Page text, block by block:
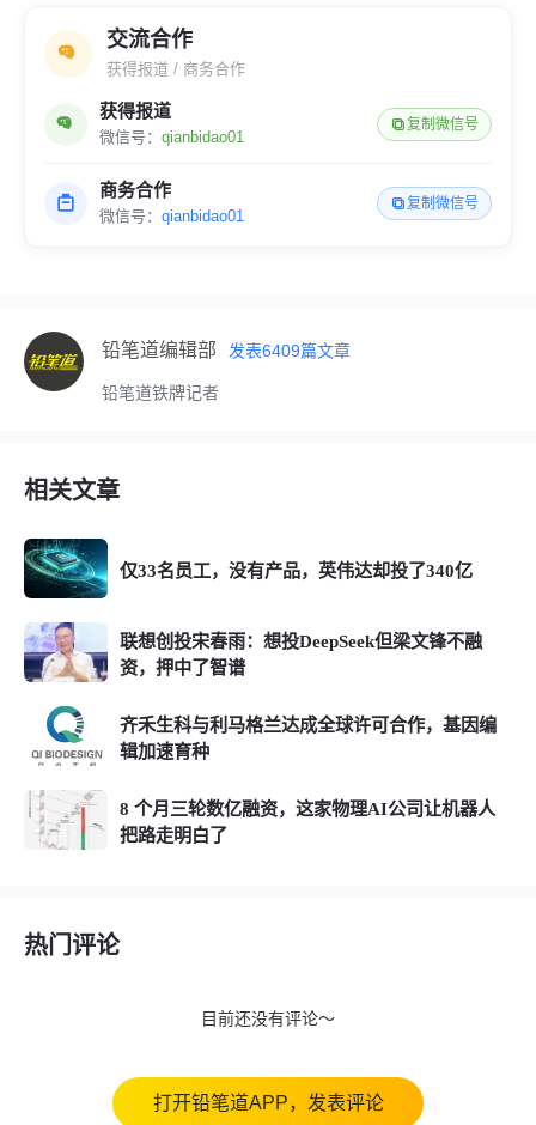
交流合作
获得报道 / 商务合作
获得报道
微信号： qianbidao01
复制微信号
商务合作
微信号： qianbidao01
复制微信号
铅笔道编辑部 发表6409篇文章
铅笔道铁牌记者
相关文章
仅33名员工，没有产品，英伟达却投了340亿
联想创投宋春雨：想投DeepSeek但梁文锋不融
资，押中了智谱
齐禾生科与利马格兰达成全球许可合作，基因编
辑加速育种
8 个月三轮数亿融资，这家物理AI公司让机器人
把路走明白了
热门评论
目前还没有评论～
打开铅笔道APP，发表评论